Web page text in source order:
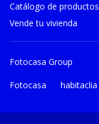
Catálogo de productos
Vende tu vivienda
Fotocasa Group
Fotocasa habitaclia